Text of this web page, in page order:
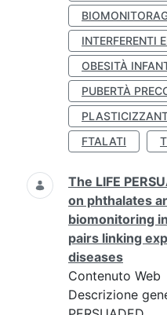
INTERFERENTI
OBESITÀ
PUBERTÀ
FTALATI
The LIFE
on phthalates
biomonitoring
pairs linking
diseases
Contenuto Web
Descrizione